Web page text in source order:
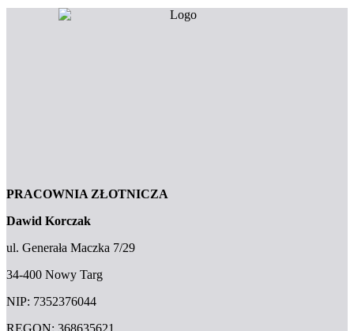
PRACOWNIA ZŁOTNICZA
Dawid Korczak
ul. Generała Maczka 7/29
34-400 Nowy Targ
NIP: 7352376044